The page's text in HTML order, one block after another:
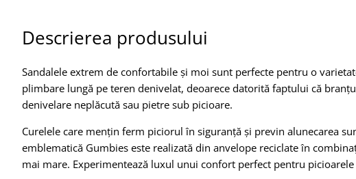
Descrierea produsului
Sandalele extrem de confortabile și moi sunt perfecte pentru o
plimbare lungă pe teren denivelat, deoarece datorită faptului că
denivelare neplăcută sau pietre sub picioare.
Curelele care mențin ferm piciorul în siguranță și previn alunecarea
emblematică Gumbies este realizată din anvelope reciclate în
mai mare. Experimentează luxul unui confort perfect pentru picioarele